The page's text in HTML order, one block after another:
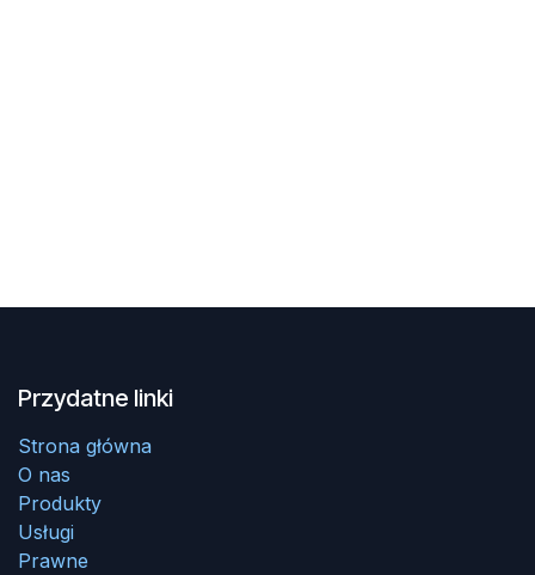
Przydatne linki
Strona główna
O nas
Produkty
Usługi
Prawne